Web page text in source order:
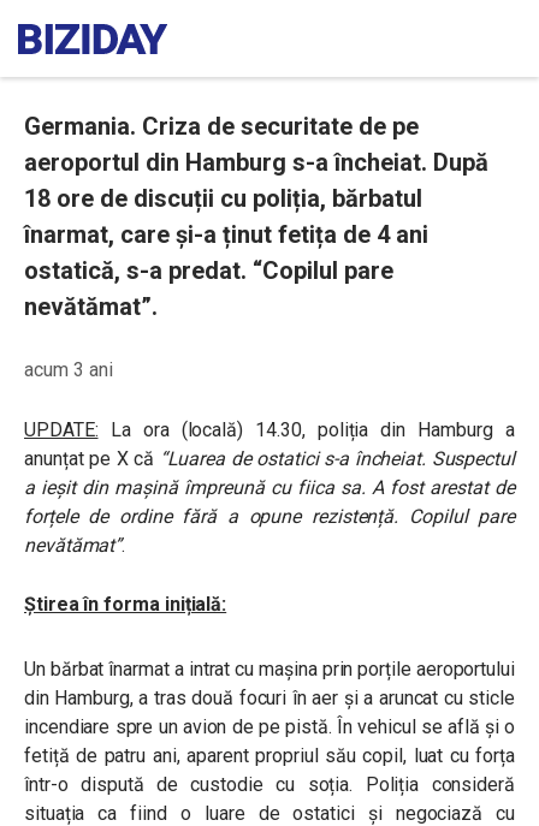
Germania. Criza de securitate de pe
aeroportul din Hamburg s-a încheiat. După
18 ore de discuții cu poliția, bărbatul
înarmat, care și-a ținut fetița de 4 ani
ostatică, s-a predat. “Copilul pare
nevătămat”.
acum 3 ani
UPDATE: La ora (locală) 14.30, poliția din Hamburg a
anunțat pe X că “Luarea de ostatici s-a încheiat. Suspectul
a ieșit din mașină împreună cu fiica sa. A fost arestat de
forțele de ordine fără a opune rezistență. Copilul pare
nevătămat”.
Știrea în forma inițială:
Un bărbat înarmat a intrat cu mașina prin porțile aeroportului
din Hamburg, a tras două focuri în aer și a aruncat cu sticle
incendiare spre un avion de pe pistă. În vehicul se află și o
fetiță de patru ani, aparent propriul său copil, luat cu forța
într-o dispută de custodie cu soția. Poliția consideră
situația ca fiind o luare de ostatici și negociază cu